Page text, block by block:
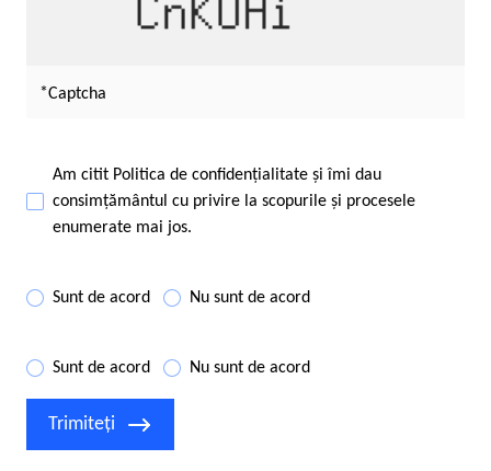
Captcha
Am citit Politica de confidențialitate și îmi dau
consimțământul cu privire la scopurile și procesele
enumerate mai jos.
Sunt de acord Nu sunt de acord
Sunt de acord Nu sunt de acord
Trimiteți